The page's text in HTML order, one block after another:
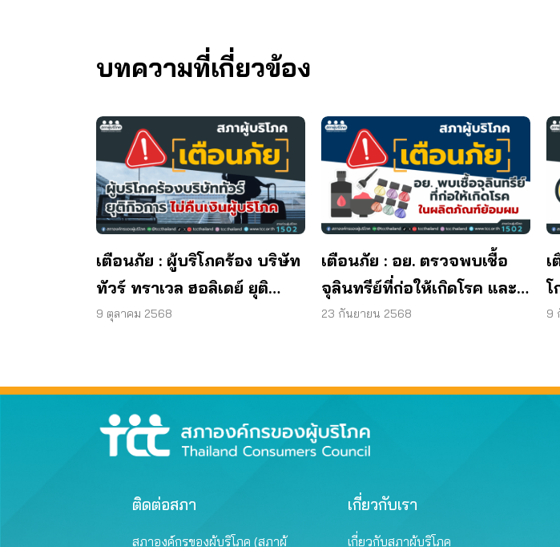
บทความที่เกี่ยวข้อง
เตือนภัย : ผู้บริโภคร้อง บริษัท
ทัวร์ ทราเวล ฮอลิเดย์ ยุติ
กิจการ ไม่คืนเงินผู้บริโภค
9 ตุลาคม 2568
เตือนภัย : อย. ตรวจพบเชื้อ
จุลินทรีย์ที่ก่อให้เกิดโรค และ
พบแบคทีเรีย ยีสต์ และรา เกิน
23 กันยายน 2568
โ
ห
9
ติดต่อสภา
สภาองค์กรของผู้บริโภค (สภาผู้
เกี่ยวกับเรา
เกี่ยวกับสภาผู้บริโภค